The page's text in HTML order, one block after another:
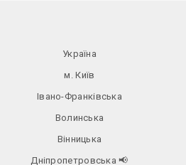
Україна
м. Київ
Івано-Франківська
Волинська
Вінницька
Дніпропетровська📢